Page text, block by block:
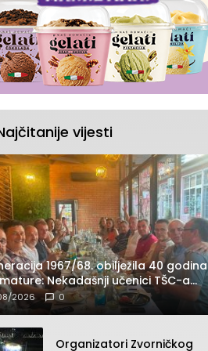
vijesti
1967/68. obilježila 40 godina
Nekadašnji učenici TŠC-a
se u Zvorniku (FOTO)
2026 0
Organizatori Zvorničkog